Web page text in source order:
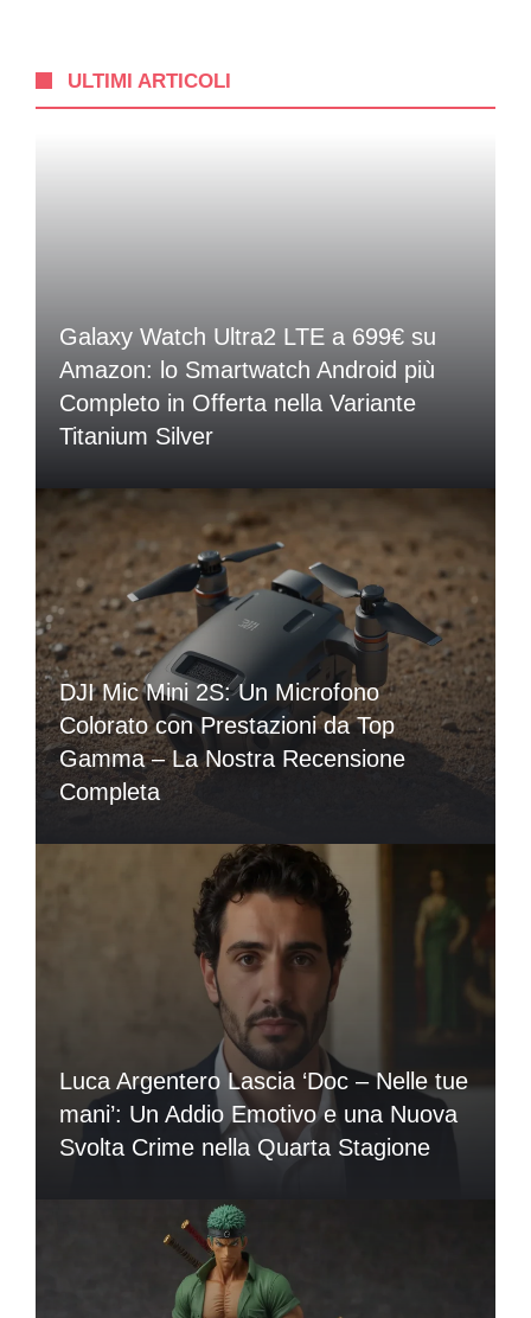
ULTIMI ARTICOLI
Galaxy Watch Ultra2 LTE a 699€ su
Amazon: lo Smartwatch Android più
Completo in Offerta nella Variante
Titanium Silver
DJI Mic Mini 2S: Un Microfono
Colorato con Prestazioni da Top
Gamma – La Nostra Recensione
Completa
Luca Argentero Lascia ‘Doc – Nelle tue
mani’: Un Addio Emotivo e una Nuova
Svolta Crime nella Quarta Stagione